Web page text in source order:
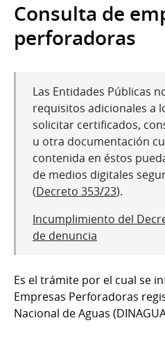
Consulta de
perforadoras
Las Entidades Públicas
requisitos adicionales a
solicitar certificados,
u otra documentación
contenida en éstos
de medios digitales
(Decreto 353/23).
Incumplimiento del
de denuncia
Es el trámite por el cual se
Empresas Perforadoras
Nacional de Aguas